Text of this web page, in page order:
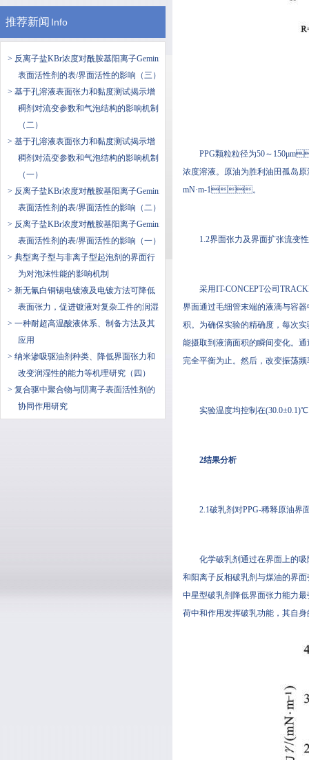
推荐新闻 Info
> 反离子盐KBr浓度对酰胺基阳离子Gemini
表面活性剂的表/界面活性的影响（三）
> 基于孔溶液表面张力和黏度测试揭示增
稠剂对流变参数和气泡结构的影响机制
（二）
> 基于孔溶液表面张力和黏度测试揭示增
稠剂对流变参数和气泡结构的影响机制
（一）
> 反离子盐KBr浓度对酰胺基阳离子Gemini
表面活性剂的表/界面活性的影响（二）
> 反离子盐KBr浓度对酰胺基阳离子Gemini
表面活性剂的表/界面活性的影响（一）
> 典型离子型与非离子型起泡剂的界面行
为对泡沫性能的影响机制
> 新无氰白铜锡电镀液及电镀方法可降低
表面张力，促进镀液对复杂工件的润湿
> 一种耐超高温酸液体系、制备方法及其
应用
> 纳米渗吸驱油剂种类、降低界面张力和
改变润湿性的能力等机理研究（四）
> 复合驱中聚合物与阴离子表面活性剂的
协同作用研究
PPG颗粒粒径为50～150μm
浓度溶液。原油为胜利油田孤岛原
mN·m-1。
1.2界面张力及界面扩张流变
采用IT-CONCEPT公司
界面通过毛细管末端的液滴与容器
积。为确保实验的精确度，
能摄取到液滴面积的瞬间变化
完全平衡为止。然后，改变振荡
实验温度均控制在(30.0±0.1)℃
2结果分析
2.1破乳剂对PPG-稀释原油界
化学破乳剂通过在界面上的吸附
和阳离子反相破乳剂与煤油的界面张
中星型破乳剂降低界面张力能力最
荷中和作用发挥破乳功能，其自身